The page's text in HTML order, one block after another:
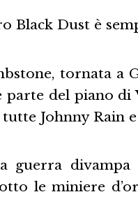
Black Dust è
tornata a
parte del piano di
Johnny Rain e
guerra
le miniere